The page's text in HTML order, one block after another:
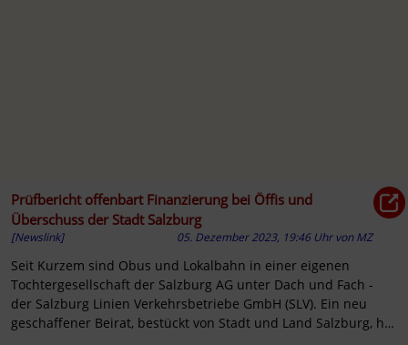
Prüfbericht offenbart Finanzierung bei Öffis und
Überschuss der Stadt Salzburg
[Newslink] 05. Dezember 2023, 19:46 Uhr vonMZ
Seit Kurzem sind Obus und Lokalbahn in einer eigenen
Tochtergesellschaft der Salzburg AG unter Dach und Fach -
der Salzburg Linien Verkehrsbetriebe GmbH (SLV). Ein neu
geschaffener Beirat, bestückt von Stadt und Land Salzburg, hat